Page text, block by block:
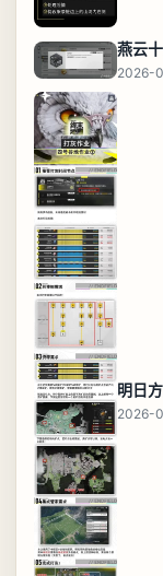
燕云
2026-
2026-